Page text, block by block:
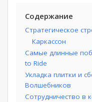
Содержание
Стратегическое
Каркассон
Самые длинные
to Ride
Укладка плитки и
Волшебников
Сотрудничество в